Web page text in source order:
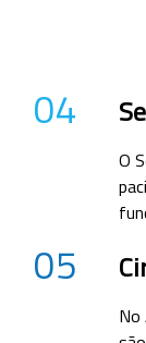
04
O
05
No